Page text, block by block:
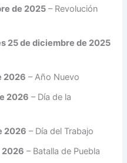
de 2025 – Revolución
25 de diciembre de 2025
2026 – Año Nuevo
2026 – Día de la
2026 – Día del Trabajo
2026 – Batalla de Puebla